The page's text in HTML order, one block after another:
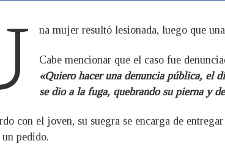
na mujer resultó lesionada, luego que
Cabe mencionar que el caso fue
«Quiero hacer una denuncia pública, el
se dio a la fuga, quebrando su pierna y
con el joven, su suegra se encarga de
pedido.